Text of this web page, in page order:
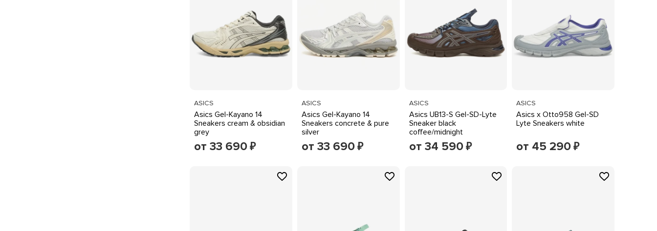
ASICS
Asics Gel-Kayano 14
Sneakers cream & obsidian
grey
от 33 690 ₽
ASICS
Asics Gel-Kayano 14
Sneakers concrete & pure
silver
от 33 690 ₽
ASICS
Asics UB13-S Gel-SD-Lyte
Sneaker black
coffee/midnight
от 34 590 ₽
ASICS
Asics x Otto958 Gel-SD
Lyte Sneakers white
от 45 290 ₽